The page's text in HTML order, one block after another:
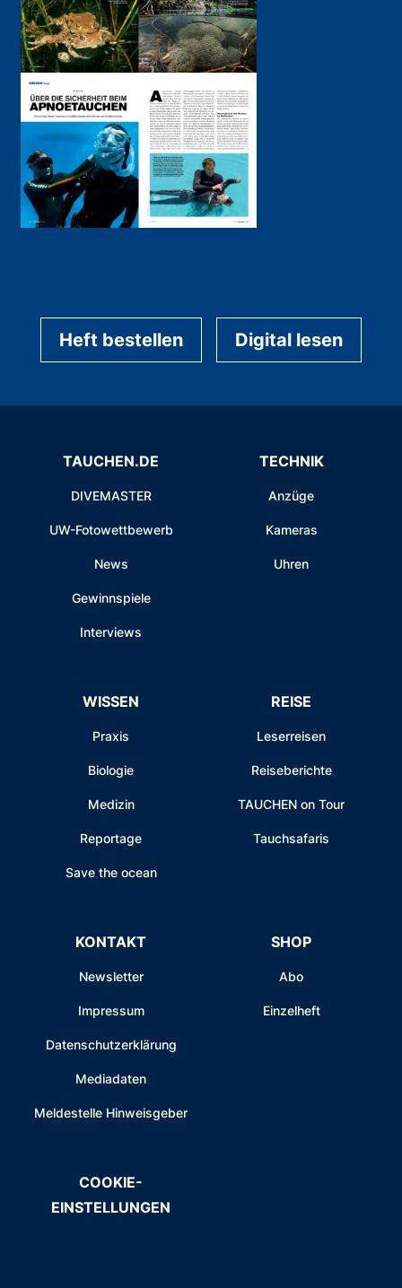
Heft bestellen Digital lesen
TAUCHEN.DE
DIVEMASTER
UW-Fotowettbewerb
News
Gewinnspiele
Interviews
TECHNIK
Anzüge
Kameras
Uhren
WISSEN
Praxis
Biologie
Medizin
Reportage
Save the ocean
REISE
Leserreisen
Reiseberichte
TAUCHEN on Tour
Tauchsafaris
KONTAKT
Newsletter
Impressum
Datenschutzerklärung
Mediadaten
Meldestelle Hinweisgeber
SHOP
Abo
Einzelheft
COOKIE-
EINSTELLUNGEN